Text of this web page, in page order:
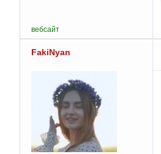
вебсайт
FakiNyan